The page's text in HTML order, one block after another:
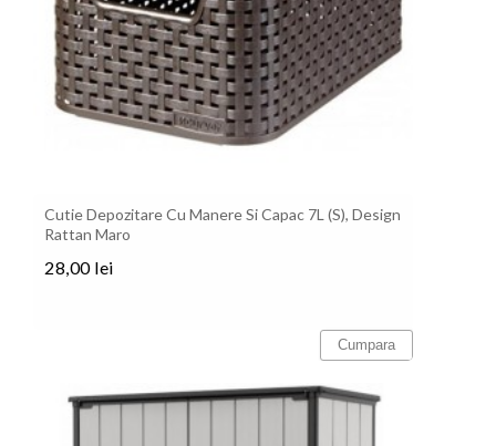
Cutie Depozitare Cu Manere Si Capac 7L (S), Design
Rattan Maro
28,00 lei
Cumpara